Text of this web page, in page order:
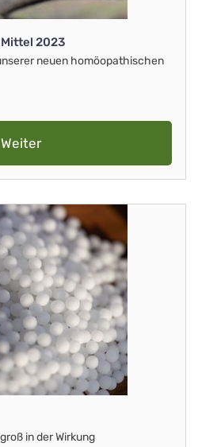
2023
neuen homöopathischen
Weiter
in der Wirkung